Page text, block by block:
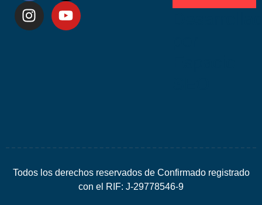
Todos los derechos reservados de Confirmado registrado
con el RIF: J-29778546-9